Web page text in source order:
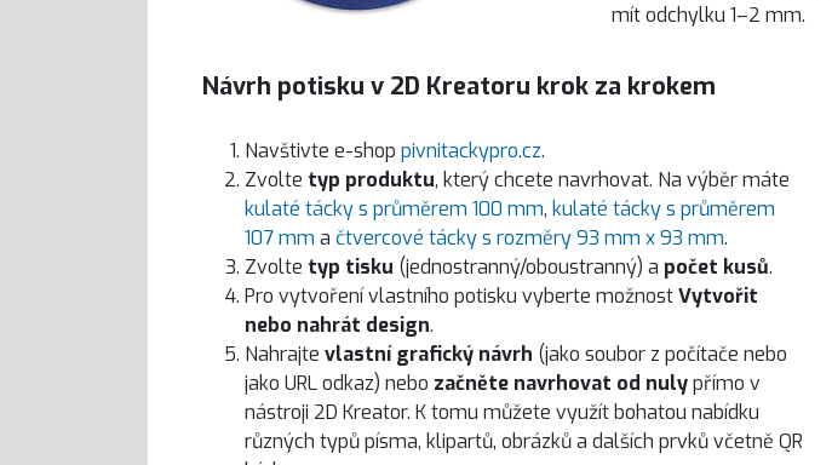
mít odchylku 1–2 mm.
Návrh potisku v 2D Kreatoru krok za krokem
Navštivte e-shop pivnitackypro.cz.
Zvolte typ produktu, který chcete navrhovat. Na výběr máte
kulaté tácky s průměrem 100 mm, kulaté tácky s průměrem
107 mm a čtvercové tácky s rozměry 93 mm x 93 mm.
Zvolte typ tisku (jednostranný/oboustranný) a počet kusů.
Pro vytvoření vlastního potisku vyberte možnostVytvořit
nebo nahrát design.
Nahrajte vlastní grafický návrh (jako soubor z počítače nebo
jako URL odkaz) nebo začněte navrhovat od nulypřímo v
nástroji 2D Kreator. K tomu můžete využít bohatou nabídku
různých typů písma, klipartů, obrázků a dalších prvků včetně QR